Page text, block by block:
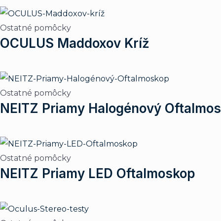
Ostatné pomôcky
OCULUS Maddoxov Kríž
Ostatné pomôcky
NEITZ Priamy Halogénový
Ostatné pomôcky
NEITZ Priamy LED Oftalmoskop